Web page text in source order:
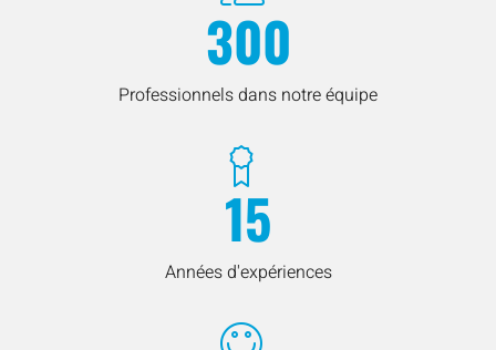
300
Professionnels dans notre équipe
15
Années d'expériences